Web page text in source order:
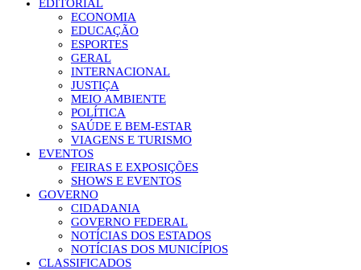
EDITORIAL
ECONOMIA
EDUCAÇÃO
ESPORTES
GERAL
INTERNACIONAL
JUSTIÇA
MEIO AMBIENTE
POLÍTICA
SAÚDE E BEM-ESTAR
VIAGENS E TURISMO
EVENTOS
FEIRAS E EXPOSIÇÕES
SHOWS E EVENTOS
GOVERNO
CIDADANIA
GOVERNO FEDERAL
NOTÍCIAS DOS ESTADOS
NOTÍCIAS DOS MUNICÍPIOS
CLASSIFICADOS